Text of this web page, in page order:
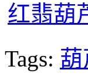
红翡葫
Tags: 葫